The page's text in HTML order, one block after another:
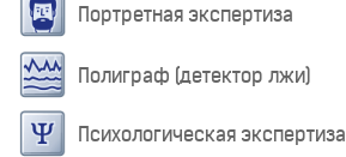
Портретная экспертиза
Полиграф (детектор лжи)
Психологическая экспертиза